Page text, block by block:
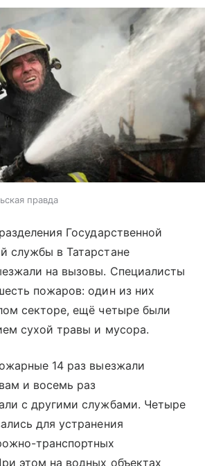
правда
Государственной
службы в Татарстане
на вызовы. Специалисты
пожаров: один из них
секторе, ещё четыре были
сухой травы и мусора.
14 раз выезжали
и восемь раз
с другими службами. Четыре
для устранения
транспортных
этом на водных объектах